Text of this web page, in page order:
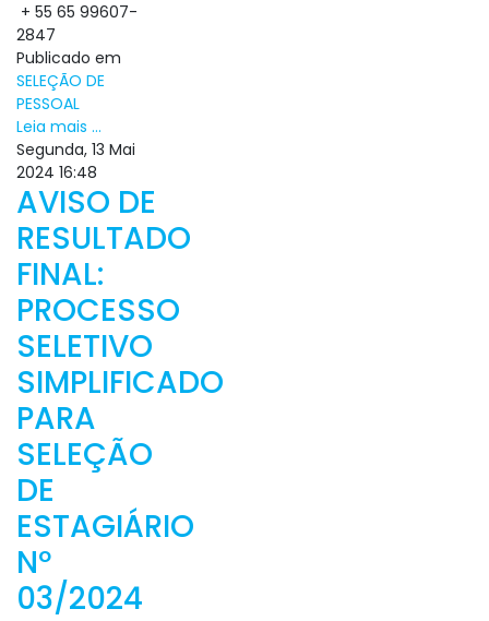
+ 55 65 99607-
2847
Publicado em
SELEÇÃO DE
PESSOAL
Leia mais ...
Segunda, 13 Mai
2024 16:48
AVISO DE
RESULTADO
FINAL:
PROCESSO
SELETIVO
SIMPLIFICADO
PARA
SELEÇÃO
DE
ESTAGIÁRIO
Nº
03/2024